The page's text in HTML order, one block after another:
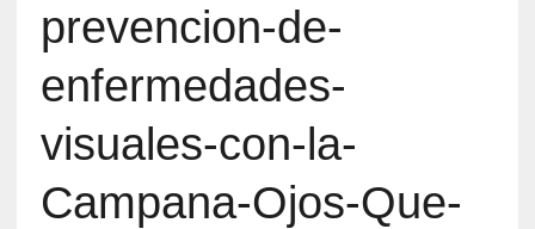
prevencion-de-
enfermedades-
visuales-con-la-
Campana-Ojos-Que-